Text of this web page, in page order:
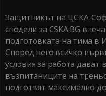
Защитникът на ЦСКА-
сподели за CSKA.BG
подготовката на тима в
Според него всичко
условия за работа дават
възпитаниците на
подготвят максимално